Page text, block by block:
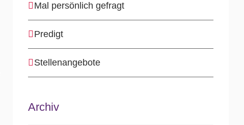
Mal persönlich gefragt
Predigt
Stellenangebote
Archiv